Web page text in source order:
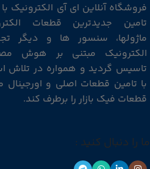
فروشگاه آنلاین ای آی الکترونیک
تامین جدیدترین قطعات
ماژولها، سنسور ها و دیگر
الکترونیک مبتنی بر هوش
تاسیس گردید و همواره در تلاش
با تامین قطعات اصلی و
قطعات فیک بازار را برطرف کند.
ما را دنبال کنید :